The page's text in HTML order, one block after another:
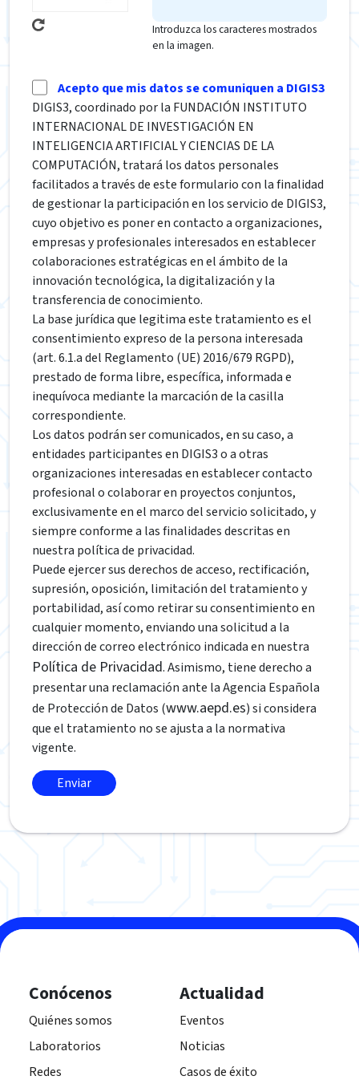
Introduzca los caracteres mostrados
en la imagen.
Acepto que mis datos se comuniquen a DIGIS3
DIGIS3, coordinado por la FUNDACIÓN INSTITUTO
INTERNACIONAL DE INVESTIGACIÓN EN
INTELIGENCIA ARTIFICIAL Y CIENCIAS DE LA
COMPUTACIÓN, tratará los datos personales
facilitados a través de este formulario con la finalidad
de gestionar la participación en los servicio de DIGIS3,
cuyo objetivo es poner en contacto a organizaciones,
empresas y profesionales interesados en establecer
colaboraciones estratégicas en el ámbito de la
innovación tecnológica, la digitalización y la
transferencia de conocimiento.
La base jurídica que legitima este tratamiento es el
consentimiento expreso de la persona interesada
(art. 6.1.a del Reglamento (UE) 2016/679 RGPD),
prestado de forma libre, específica, informada e
inequívoca mediante la marcación de la casilla
correspondiente.
Los datos podrán ser comunicados, en su caso, a
entidades participantes en DIGIS3 o a otras
organizaciones interesadas en establecer contacto
profesional o colaborar en proyectos conjuntos,
exclusivamente en el marco del servicio solicitado, y
siempre conforme a las finalidades descritas en
nuestra política de privacidad.
Puede ejercer sus derechos de acceso, rectificación,
supresión, oposición, limitación del tratamiento y
portabilidad, así como retirar su consentimiento en
cualquier momento, enviando una solicitud a la
dirección de correo electrónico indicada en nuestra
Política de Privacidad. Asimismo, tiene derecho a
presentar una reclamación ante la Agencia Española
de Protección de Datos (www.aepd.es) si considera
que el tratamiento no se ajusta a la normativa
vigente.
Conócenos
Quiénes somos
Laboratorios
Redes
Actualidad
Eventos
Noticias
Casos de éxito